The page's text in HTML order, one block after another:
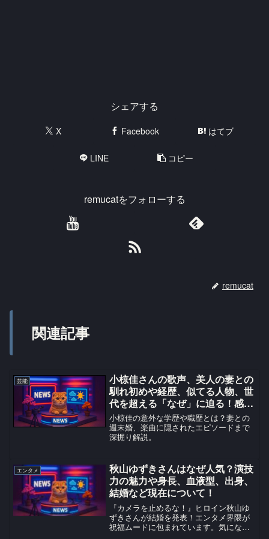
シェアする
X Facebook はてブ
LINE コピー
remucatをフォローする
remucat
関連記事
芸能
小椋佳さんの歌声、美人の妻との
馴れ初めや経歴、似てる人物、世
代を超える「なぜ」に迫る！感動
と衝撃の真実を調査！
小椋佳の意外な学歴や職歴とは？妻との
週末婚、楽曲に隠されたエピソードまで
深掘り解説。
エンタメ
秋山ゆずきさんはなぜ人気？演技
力の魅力や身長、血液型、出身、
結婚など現在について！
『カメラを止めるな！』ヒロイン秋山ゆ
ずきさんが結婚を発表！エンタメ界隈が
祝福ムードに包まれています。気になる